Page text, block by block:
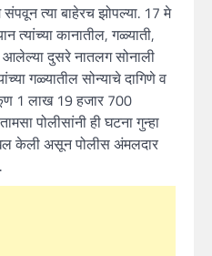
संपवून त्या बाहेरच झोपल्या. 17 मे
त्यांच्या कानातील, गळ्याती,
आलेल्या दुसरे नातलग सोनाली
गळ्यातील सोन्याचे दागिणे व
1 लाख 19 हजार 700
पोलीसांनी ही घटना गुन्हा
केली असून पोलीस अंमलदार